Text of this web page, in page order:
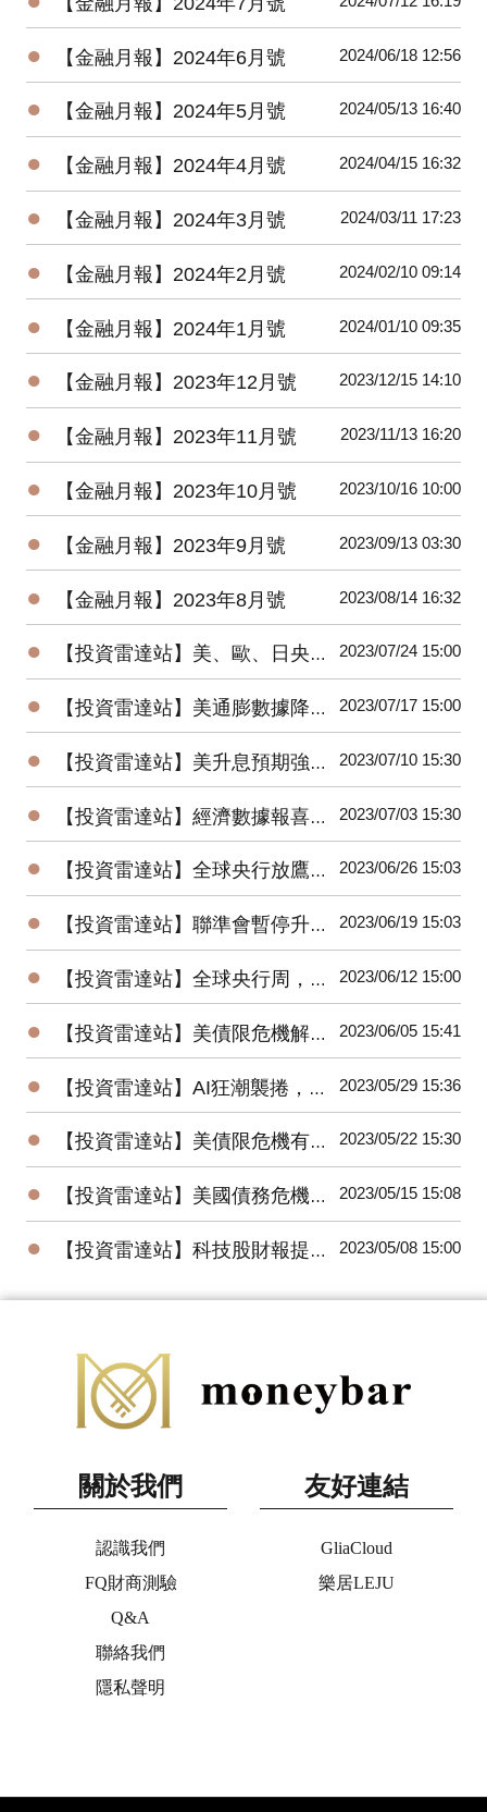
● 【金融月報】2024年6月號 2024/06/18 12:56
● 【金融月報】2024年5月號 2024/05/13 16:40
● 【金融月報】2024年4月號 2024/04/15 16:32
● 【金融月報】2024年3月號 2024/03/11 17:23
● 【金融月報】2024年2月號 2024/02/10 09:14
● 【金融月報】2024年1月號 2024/01/10 09:35
● 【金融月報】2023年12月號 2023/12/15 14:10
● 【金融月報】2023年11月號 2023/11/13 16:20
● 【金融月報】2023年10月號 2023/10/16 10:00
● 【金融月報】2023年9月號 2023/09/13 03:30
● 【金融月報】2023年8月號 2023/08/14 16:32
● 【投資雷達站】美、歐、日央行會議召開，AI科技股財報重磅登場 2023/07/24 15:00
● 【投資雷達站】美通膨數據降溫，全球股市大漲，美元指數跌破100大關 2023/07/17 15:00
● 【投資雷達站】美升息預期強化，歐美股市盡墨，美債殖利率走揚 2023/07/10 15:30
● 【投資雷達站】經濟數據報喜，美股大漲；升息預期濃，美元、美債殖利率有撐 2023/07/03 15:30
● 【投資雷達站】全球央行放鷹，國際股市漲多回檔，人民幣、日圓、台幣競貶 2023/06/26 15:03
● 【投資雷達站】聯準會暫停升息，美股驚驚漲；中國意外降息，陸股低檔反彈 2023/06/19 15:03
● 【投資雷達站】全球央行周，美、歐、日、台利率決策將牽動全球股債匯市 2023/06/12 15:00
● 【投資雷達站】美債限危機解除，非農數據優預期，6月升息機率降，美股大漲 2023/06/05 15:41
● 【投資雷達站】AI狂潮襲捲，台股、美股創今年高；通膨回升，聯準會6月升息機率走高 2023/05/29 15:36
● 【投資雷達站】美債限危機有解，美股、日股、台股創今年高點，金價回落 2023/05/22 15:30
● 【投資雷達站】美國債務危機逼近，全球股市震盪收黑，美元指數上漲、油金跌 2023/05/15 15:08
● 【投資雷達站】科技股財報提振美股，金價創高回跌、油價低點反彈 2023/05/08 15:00
關於我們
認識我們
FQ財商測驗
Q&A
聯絡我們
隱私聲明
友好連結
GliaCloud
樂居LEJU